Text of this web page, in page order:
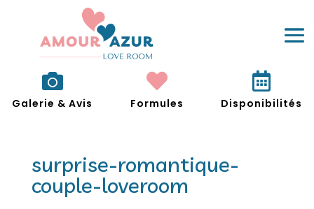

Galerie & Avis

Formules

Disponibilités
surprise-romantique-
couple-loveroom